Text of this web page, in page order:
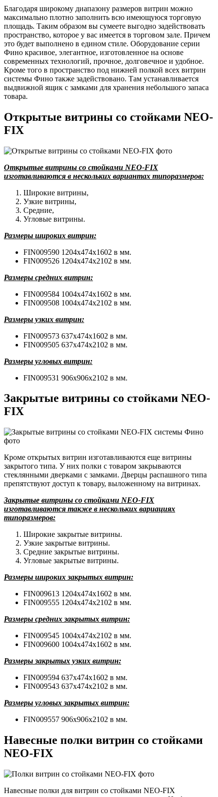
Благодаря широкому диапазону размеров витрин можно
максимально плотно заполнить всю имеющуюся торговую
площадь. Таким образом вы сумеете выгодно задействовать
пространство, которое у вас имеется в торговом зале. Причем
это будет выполнено в едином стиле. Оборудование серии
Фино красивое, элегантное, изготовленное на основе
современных технологий, прочное, долговечное и удобное.
Кроме того в пространство под нижней полкой всех витрин
системы Фино также задействовано. Там устанавливается
выдвижной ящик с замками для хранения небольшого запаса
товара.
Открытые витрины со стойками NEO-
FIX
Открытые витрины со стойками NEO-FIX
изготавливаются в нескольких вариантах типоразмеров:
Широкие витрины,
Узкие витрины,
Средние,
Угловые витрины.
Размеры широких витрин:
FIN009590 1204x474x1602 в мм.
FIN009526 1204x474x2102 в мм.
Размеры средних витрин:
FIN009584 1004x474x1602 в мм.
FIN009508 1004x474x2102 в мм.
Размеры узких витрин:
FIN009573 637x474x1602 в мм.
FIN009505 637x474x2102 в мм.
Размеры угловых витрин:
FIN009531 906x906x2102 в мм.
Закрытые витрины со стойками NEO-
FIX
Кроме открытых витрин изготавливаются еще витрины
закрытого типа. У них полки с товаром закрываются
стеклянными дверками с замками. Дверцы распашного типа
препятствуют доступ к товару, выложенному на витринах.
Закрытые витрины со стойками NEO-FIX
изготавливаются также в нескольких вариациях
типоразмеров:
Широкие закрытые витрины.
Узкие закрытые витрины.
Средние закрытые витрины.
Угловые закрытые витрины.
Размеры широких закрытых витрин:
FIN009613 1204x474x1602 в мм.
FIN009555 1204x474x2102 в мм.
Размеры средних закрытых витрин:
FIN009545 1004x474x2102 в мм.
FIN009600 1004x474x1602 в мм.
Размеры закрытых узких витрин:
FIN009594 637x474x1602 в мм.
FIN009543 637x474x2102 в мм.
Размеры угловых закрытых витрин:
FIN009557 906x906x2102 в мм.
Навесные полки витрин со стойками
NEO-FIX
Навесные полки для витрин со стойками NEO-FIX